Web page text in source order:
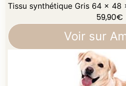
Tissu synthétique Gris 64 x 48
59,90€
Voir sur